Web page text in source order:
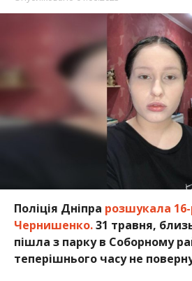
Поліція Дніпра розшукала
Чернишенко.31 травня,
пішла з парку в Соборному
теперішнього часу не